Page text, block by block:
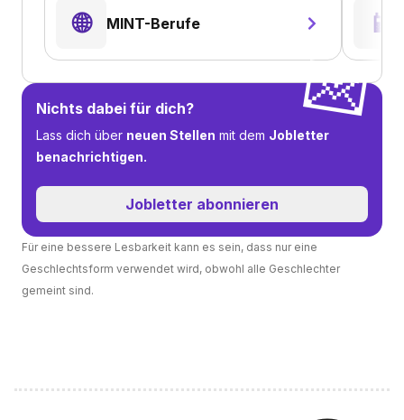
🌐 MINT-Berufe 📱
💌
Nichts dabei für dich?
Lass dich über neuen Stellen mit dem Jobletter
benachrichtigen.
Jobletter abonnieren
Für eine bessere Lesbarkeit kann es sein, dass nur eine
Geschlechtsform verwendet wird, obwohl alle Geschlechter
gemeint sind.